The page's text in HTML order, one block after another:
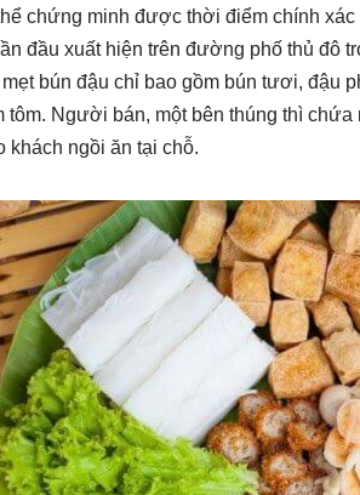
chứng minh được thời điểm chính
đầu xuất hiện trên đường phố thủ đô
mẹt bún đậu chỉ bao gồm bún tươi, đậu
tôm. Người bán, một bên thúng thì
khách ngồi ăn tại chỗ.